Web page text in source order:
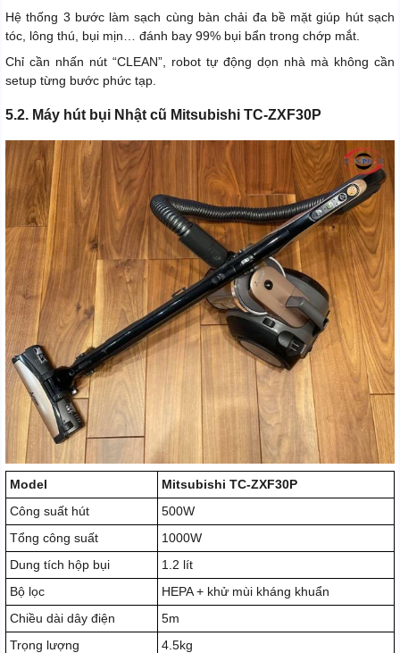
Hệ thống 3 bước làm sạch cùng bàn chải đa bề mặt giúp hút sạch
tóc, lông thú, bụi mịn… đánh bay 99% bụi bẩn trong chớp mắt.
Chỉ cần nhấn nút “CLEAN”, robot tự động dọn nhà mà không cần
setup từng bước phức tạp.
5.2. Máy hút bụi Nhật cũ Mitsubishi TC-ZXF30P
Model
Mitsubishi TC-ZXF30P
Công suất hút
500W
Tổng công suất
1000W
Dung tích hộp bụi
1.2 lít
Bộ lọc
HEPA + khử mùi kháng khuẩn
Chiều dài dây điện
5m
Trọng lượng
4.5kg